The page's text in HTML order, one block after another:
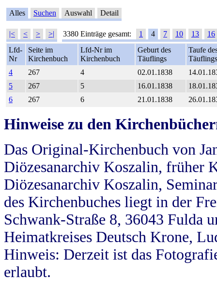
Alles Suchen Auswahl Detail
|< < > >| 3380 Einträge gesamt: 1 4 7 10 13
16
Lfd-
Nr
Seite im
Kirchenbuch
Lfd-Nr im
Kirchenbuch
Geburt des
Täuflings
Taufe
Täuflings
4
267 4 02.01.1838
5
267 5 16.01.1838
6
267 6 21.01.1838
Hinweise zu den
Das Original-Kirchenbuch von
Diözesanarchiv Koszalin, früher
Diözesanarchiv Koszalin,
des Kirchenbuches liegt in der
Schwank-Straße 8, 36043 Fulda
Heimatkreises Deutsch Krone,
Hinweis: Derzeit ist das
erlaubt.